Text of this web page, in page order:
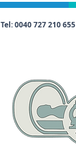
Tel: 0040 727 210 655